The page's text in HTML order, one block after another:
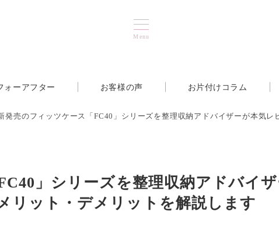
Menu
ォーアフター お客様の声 お片付けコラム
発売のフィッツケース「FC40」シリーズを整理収納アドバイザーが本気
」シリーズを整理収納アドバイ
リット・デメリットを解説します